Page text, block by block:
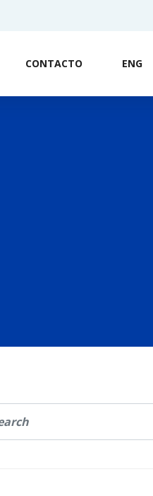
CONTACTO ENG